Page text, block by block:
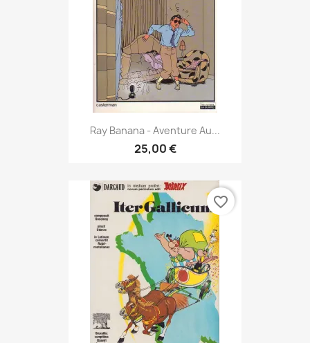
Ray Banana - Aventure Au...
25,00 €
favorite_border